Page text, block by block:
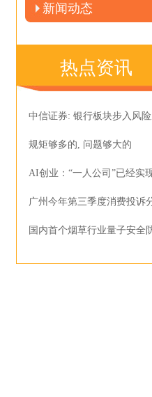
新闻动态
热点资讯
中信证券: 银行板块步入风险
规矩够多的, 问题够大的
AI创业：“一人公司”已经实
广州今年第三季度消费投诉
国内首个烟草行业量子安全